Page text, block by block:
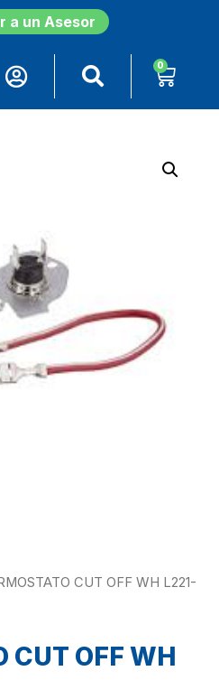
a un Asesor
0
CUT OFF WH L221-
CUT OFF WH